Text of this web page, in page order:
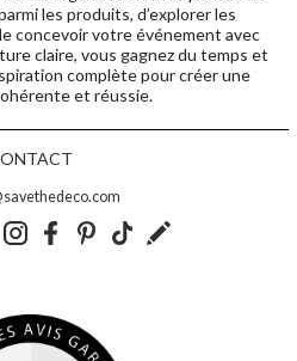
les produits, d’explorer les
concevoir votre événement avec
claire, vous gagnez du temps et
complète pour créer une
et réussie.